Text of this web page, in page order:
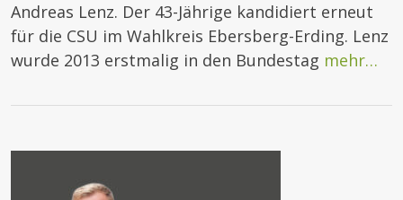
Andreas Lenz. Der 43-Jährige kandidiert erneut
für die CSU im Wahlkreis Ebersberg-Erding. Lenz
wurde 2013 erstmalig in den Bundestag mehr…